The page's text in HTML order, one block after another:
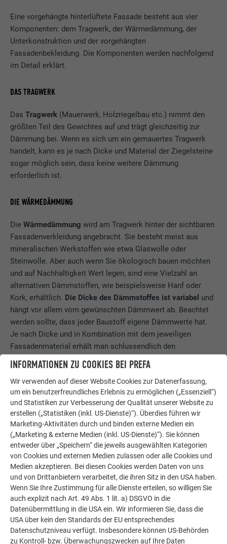
Eine vorgehängte hinterlüftete Fassade besteht aus vier
Komponenten: dem Tragwerk, der Wärmedämmung, der
Unterkonstruktion und der vorgehängten
Fassadenbekleidung. Die Komponenten werden nachfolgend
im Detail erklärt.
DAS TRAGWERK
DasTragwerk (Mauerwerk, Holzriegelbau etc.) nimmt den
größten Teil des Gewichtes auf und trägt gleichzeitig zur
Dämmung bei. Wenn es sich um ein gemauertes Tragwerk
handelt, kann es je nach Dicke und Material der Ziegelsteine
sogar möglich sein, dass keine weitere Dämmung
erforderlich ist.
DIE WÄRMEDÄMMUNG
DieWärmedämmungwird am Tragwerk hinter der sichtbaren
Fassadenverkleidung angebracht. Sie besteht meist aus
mineralischen Werkstoffen wie etwa Glaswolle oder
Steinwolle. Aber auch wenn Sie ökologisch bauen möchten
und auf Nachhaltigkeit Wert legen, sind eine Vielzahl an
alternativen Dämmstoffen, wie beispielsweise Hanf oder
Kork, erhältlich. Die Dicke des Dämmstoffes ist variabel und
hängt vor allem vom gewünschten Dämmwert ab. Beachtet
werden sollte, dass jeder Baustoff eigene Dämmwerte hat.
Je nach Dicke und in Kombination mit dem jeweiligen
Fassadenmaterial erhält man schlussendlich den
gewünschten Zielwert. Hauptaufgabe der Wärmedämmung
ist es, denWärmefluss zwischen Wohnraum und
Außenbereich zu minimierenund die Entstehung von
Wärmebrücken zu verhindern. Das bedeutet, dass
Heizenergie nicht verloren gehen kann und die Mauer im
Winter nicht auskühlt. Ist die Dämmung nicht ausreichend
vorhanden, so können trotzdem Wärmebrücken entstehen.
Durch die spezielle Konstruktion einer vorgehängten
hinterlüfteten Fassade ist die Wärmedämmung von äußeren
Witterungseinflüssen geschützt. Des Weiteren bietet sie
wirksamen Schutz vor Schall und Lärm von draußen.
DerU-Wert (Wärmedurchgangskoeffizient)ist die wichtigste
Kennzahl im Zusammenhang mit Wärmedämmung. Er gibt
jene Wärmeleistung an, die pro Quadratmeter eines
Bauelements strömt, wenn der Temperaturunterschied
INFORMATIONEN ZU COOKIES BEI PREFA
Wir verwenden auf dieser Website Cookies zur Datenerfassung,
um ein benutzerfreundliches Erlebnis zu ermöglichen („Essenziell“)
und Statistiken zur Verbesserung der Qualität unserer Website zu
erstellen („Statistiken (inkl. US-Dienste)“). Überdies führen wir
Marketing-Aktivitäten durch und binden externe Medien ein
(„Marketing & externe Medien (inkl. US-Dienste)“). Sie können
entweder über „Speichern“ die jeweils ausgewählten Kategorien
von Cookies und externen Medien zulassen oder alle Cookies und
Medien akzeptieren. Bei diesen Cookies werden Daten von uns
und von Drittanbietern verarbeitet, die ihren Sitz in den USA haben.
Wenn Sie Ihre Zustimmung für alle Dienste erteilen, so willigen Sie
auch explizit nach Art. 49 Abs. 1 lit. a) DSGVO in die
Datenübermittlung in die USA ein. Wir informieren Sie, dass die
USA über kein den Standards der EU entsprechendes
Datenschutzniveau verfügt. Insbesondere können US-Behörden
zu Kontroll- bzw. Überwachungszwecken auf Ihre Daten